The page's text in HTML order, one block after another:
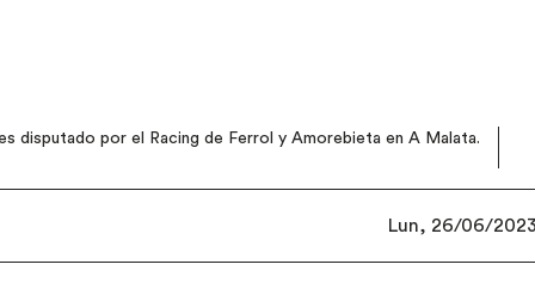
disputado por el Racing de Ferrol y Amorebieta en A Malata.
Lun, 26/06/2023